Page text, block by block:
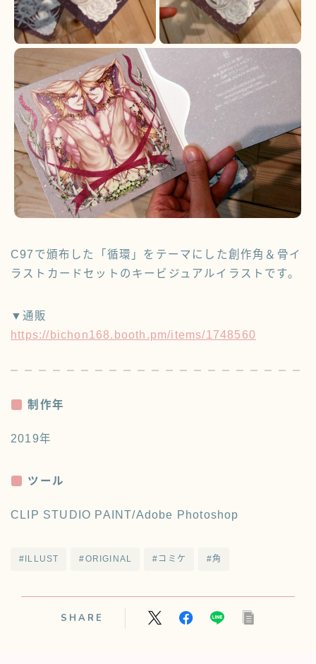
C97で頒布した「循環」をテーマにした創作角＆骨イ
ラストカードセットのキービジュアルイラストです。
▼通販
https://bichon168.booth.pm/items/1748560
制作年
2019年
ツール
CLIP STUDIO PAINT/Adobe Photoshop
#ILLUST #ORIGINAL #コミケ #角
SHARE